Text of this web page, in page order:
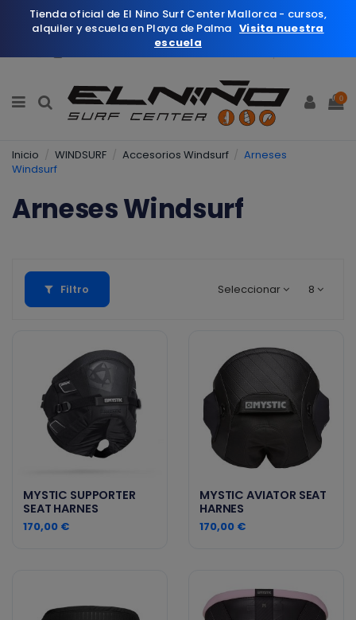
0
Inicio WINDSURF Accesorios Windsurf
Arneses
Windsurf
Arneses Windsurf
Filtro Seleccionar 8
MYSTIC SUPPORTER
SEAT HARNES
170,00 €
MYSTIC AVIATOR SEAT
HARNES
170,00 €
Tienda oficial de El Nino Surf Center Mallorca - cursos,
alquiler y escuela en Playa de Palma Visita nuestra
escuela